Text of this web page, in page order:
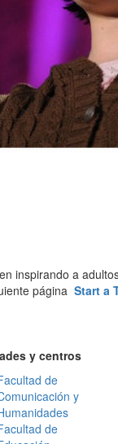
inspirando a
página Start a
y centros
de
y
de